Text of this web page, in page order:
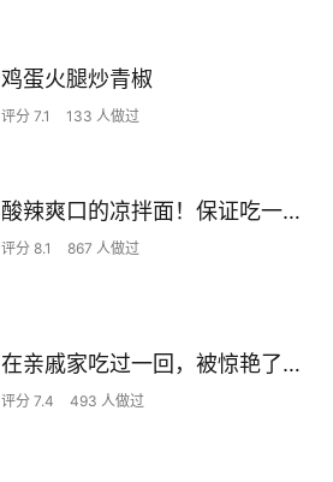
鸡蛋火腿炒青椒
评分 7.1 133 人做过
酸辣爽口的凉拌面！保证吃一次就上瘾
评分 8.1 867 人做过
在亲戚家吃过一回，被惊艳了…
评分 7.4 493 人做过